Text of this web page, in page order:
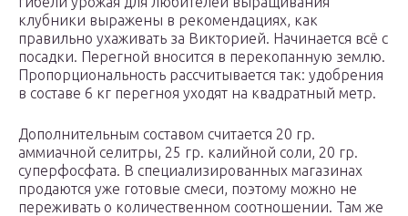
клубники выражены в рекомендациях, как
правильно ухаживать за Викторией. Начинается всё с
посадки. Перегной вносится в перекопанную землю.
Пропорциональность рассчитывается так: удобрения
в составе 6 кг перегноя уходят на квадратный метр.
Дополнительным составом считается 20 гр.
аммиачной селитры, 25 гр. калийной соли, 20 гр.
суперфосфата. В специализированных магазинах
продаются уже готовые смеси, поэтому можно не
переживать о количественном соотношении. Там же